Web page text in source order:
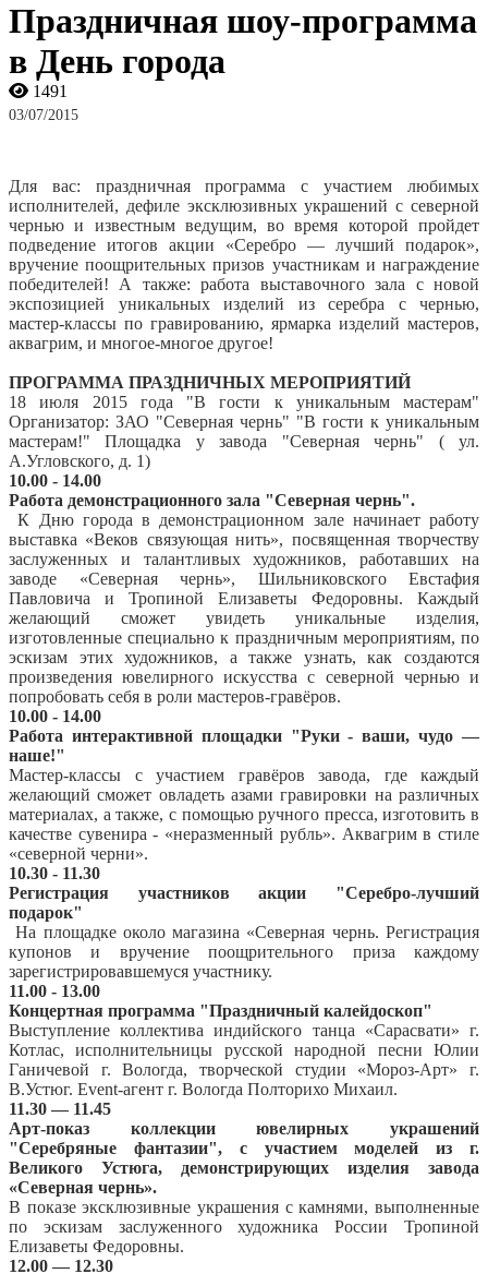
Праздничная шоу-программа
в День города
1491
03/07/2015
Для вас: праздничная программа с участием любимых
исполнителей, дефиле эксклюзивных украшений с северной
чернью и известным ведущим, во время которой пройдет
подведение итогов акции «Серебро — лучший подарок»,
вручение поощрительных призов участникам и награждение
победителей! А также: работа выставочного зала с новой
экспозицией уникальных изделий из серебра с чернью,
мастер-классы по гравированию, ярмарка изделий мастеров,
аквагрим, и многое-многое другое!
ПРОГРАММА ПРАЗДНИЧНЫХ МЕРОПРИЯТИЙ
18 июля 2015 года "В гости к уникальным мастерам"
Организатор: ЗАО "Северная чернь" "В гости к уникальным
мастерам!" Площадка у завода "Северная чернь" ( ул.
А.Угловского, д. 1)
10.00 - 14.00
Работа демонстрационного зала "Северная чернь".
К Дню города в демонстрационном зале начинает работу
выставка «Веков связующая нить», посвященная творчеству
заслуженных и талантливых художников, работавших на
заводе «Северная чернь», Шильниковского Евстафия
Павловича и Тропиной Елизаветы Федоровны. Каждый
желающий сможет увидеть уникальные изделия,
изготовленные специально к праздничным мероприятиям, по
эскизам этих художников, а также узнать, как создаются
произведения ювелирного искусства с северной чернью и
попробовать себя в роли мастеров-гравёров.
10.00 - 14.00
Работа интерактивной площадки "Руки - ваши, чудо —
наше!"
Мастер-классы с участием гравёров завода, где каждый
желающий сможет овладеть азами гравировки на различных
материалах, а также, с помощью ручного пресса, изготовить в
качестве сувенира - «неразменный рубль». Аквагрим в стиле
«северной черни».
10.30 - 11.30
Регистрация участников акции "Серебро-лучший
подарок"
На площадке около магазина «Северная чернь. Регистрация
купонов и вручение поощрительного приза каждому
зарегистрировавшемуся участнику.
11.00 - 13.00
Концертная программа "Праздничный калейдоскоп"
Выступление коллектива индийского танца «Сарасвати» г.
Котлас, исполнительницы русской народной песни Юлии
Ганичевой г. Вологда, творческой студии «Мороз-Арт» г.
В.Устюг. Event-агент г. Вологда Полторихо Михаил.
11.30 — 11.45
Арт-показ коллекции ювелирных украшений
"Серебряные фантазии", с участием моделей из г.
Великого Устюга, демонстрирующих изделия завода
«Северная чернь».
В показе эксклюзивные украшения с камнями, выполненные
по эскизам заслуженного художника России Тропиной
Елизаветы Федоровны.
12.00 — 12.30